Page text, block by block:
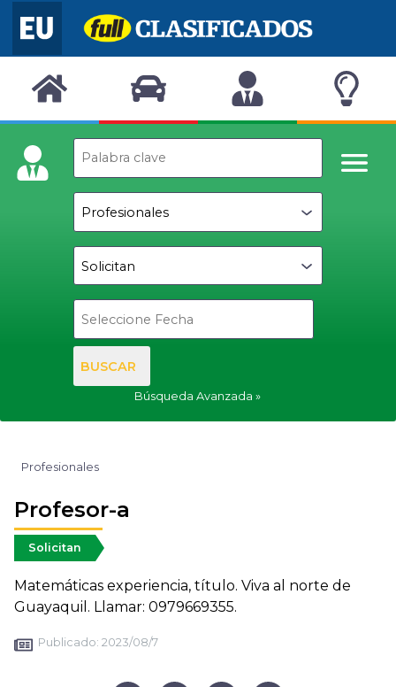
BUSCAR
Búsqueda Avanzada
Profesionales
Profesor-a
Solicitan
Matemáticas experiencia, título. Viva al norte de
Guayaquil. Llamar: 0979669355.
Publicado: 2023/08/7